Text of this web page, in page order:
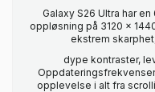
Galaxy S26 Ultra har
oppløsning på 3120 x
ekstrem
dype kontraster,
opplevelse i alt fra